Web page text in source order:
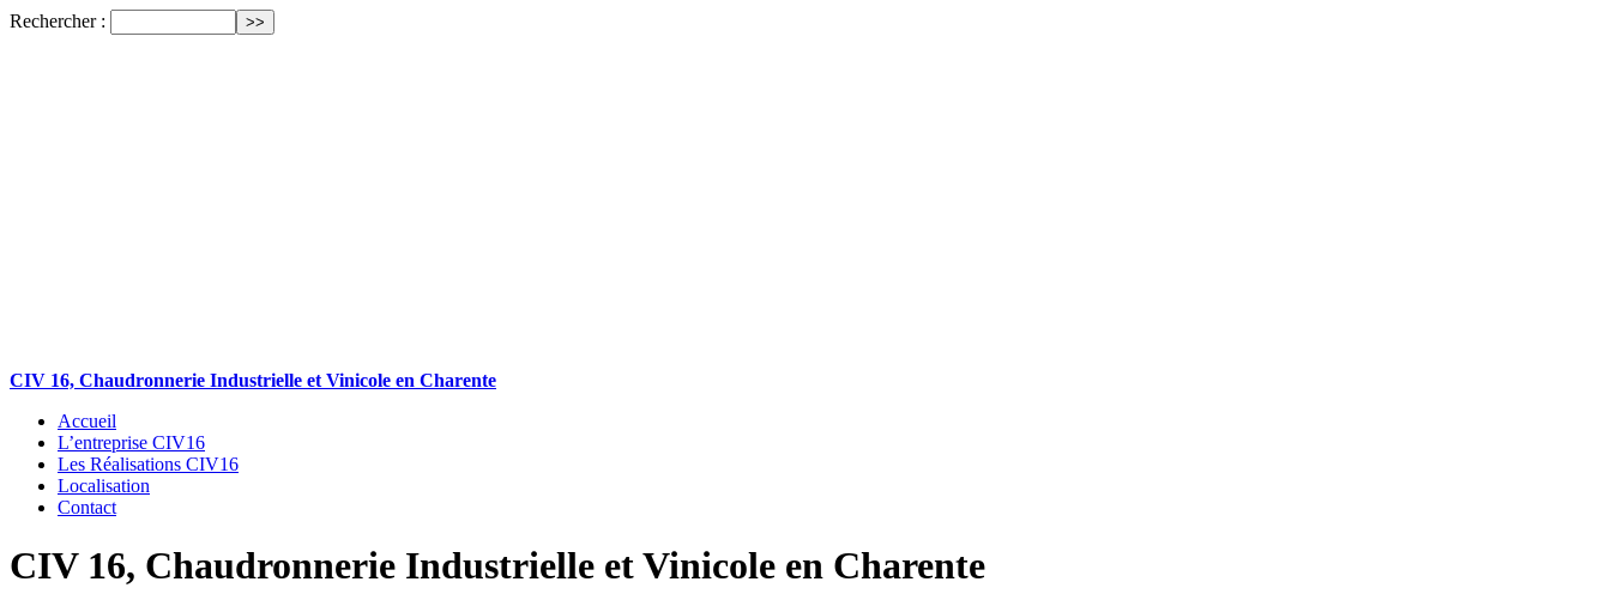
Rechercher :
CIV 16, Chaudronnerie Industrielle et Vinicole en Charente
Accueil
L’entreprise CIV16
Les Réalisations CIV16
Localisation
Contact
CIV 16, Chaudronnerie Industrielle et Vinicole en Charente